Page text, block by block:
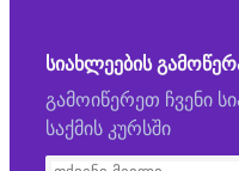
ᲡᲘᲐᲮᲚᲔᲔᲑᲘᲡ
გამოიწერეთ ჩვენი
საქმის კურსში